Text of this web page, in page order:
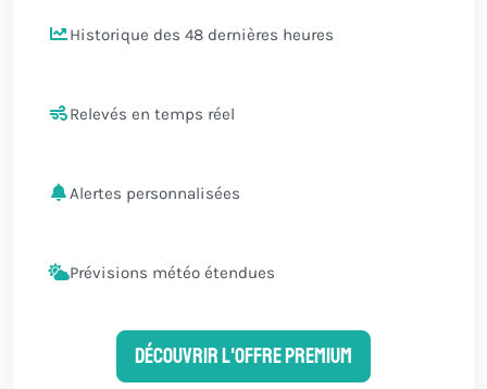
Historique des 48 dernières heures
Relevés en temps réel
Alertes personnalisées
Prévisions météo étendues
Découvrir l'offre Premium